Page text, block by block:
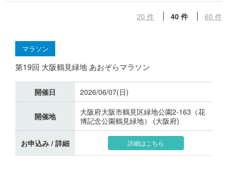
20 件 40 件 60 件
マラソン
第19回 大阪鶴見緑地 あおぞらマラソン
開催日 2026/06/07(日)
開催地
大阪府大阪市鶴見区緑地公園2-163（花
博記念公園鶴見緑地） (大阪府)
お申込み / 詳細 詳細はこちら